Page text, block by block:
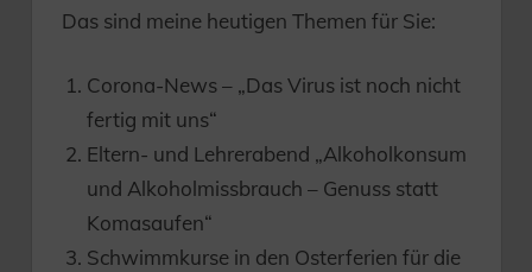
Das sind meine heutigen Themen für Sie:
Corona-News – „Das Virus ist noch nicht
fertig mit uns“
Eltern- und Lehrerabend „Alkoholkonsum
und Alkoholmissbrauch – Genuss statt
Komasaufen“
Schwimmkurse in den Osterferien für die